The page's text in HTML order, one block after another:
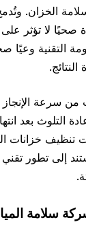
الخزان. وتُدمج
لا تؤثر على
وعيًا
سرعة الإنجاز دون
بعد انتهاء
خزانات المياه
إلى تطور تقني
المياه